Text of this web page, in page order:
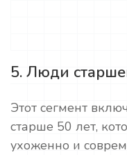
5. Люди
Этот сегмент
старше 50 лет,
ухоженно и